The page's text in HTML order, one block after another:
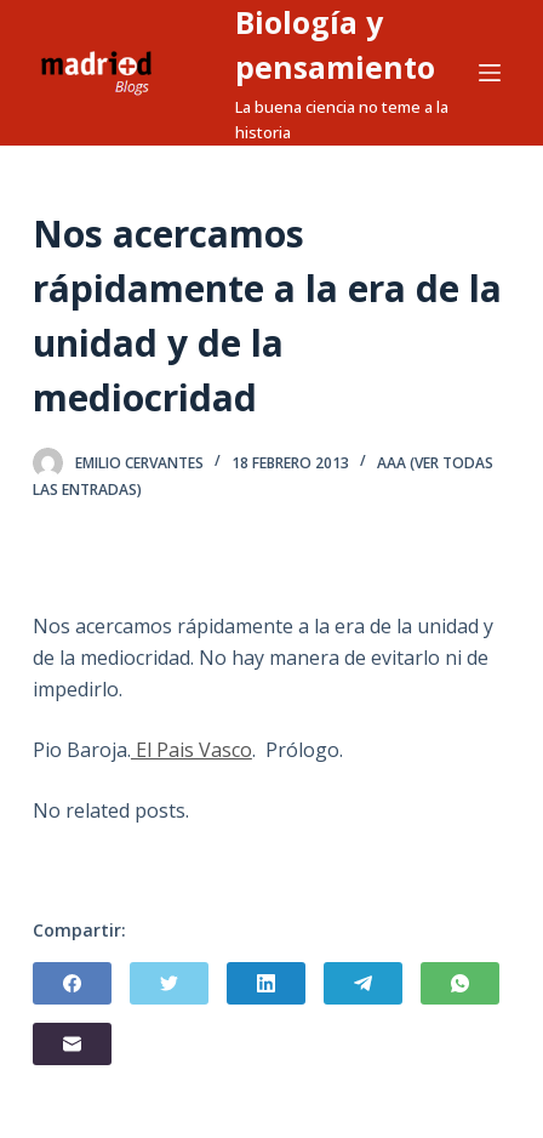
a
n
d
Biología y
pensamiento
La buena ciencia no teme a la
historia
Nos acercamos
rápidamente a la era de la
unidad y de la
mediocridad
EMILIO CERVANTES 18 FEBRERO 2013
AAA (VER TODAS
LAS ENTRADAS)
Nos acercamos rápidamente a la era de la unidad y
de la mediocridad. No hay manera de evitarlo ni de
impedirlo.
Pio Baroja. El Pais Vasco. Prólogo.
No related posts.
Compartir: